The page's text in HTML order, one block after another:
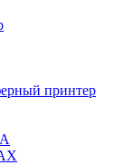
принтер